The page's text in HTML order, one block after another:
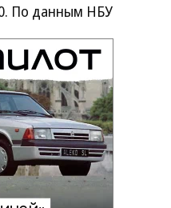
По данным НБУ